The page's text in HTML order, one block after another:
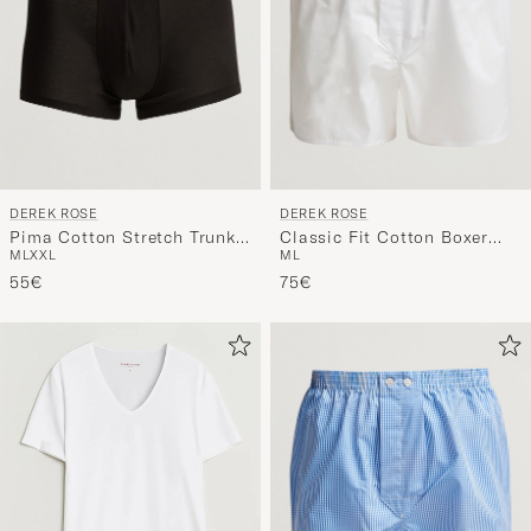
DEREK ROSE
Pima Cotton Stretch Trunk
Black
M LXXL
55€
DEREK ROSE
Classic Fit Cotton Boxer
Shorts White
M L
75€